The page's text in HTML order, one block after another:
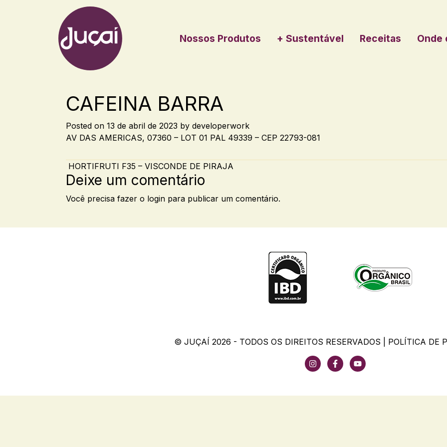
Main Navigation Nossos Produtos + Sustentável Receitas Onde
CAFEINA BARRA
Posted on 13 de abril de 2023 by developerwork
AV DAS AMERICAS, 07360 – LOT 01 PAL 49339 – CEP 22793-081
Post navigation
HORTIFRUTI F35 – VISCONDE DE PIRAJA
Deixe um comentário
Você precisa fazer o login para publicar um comentário.
© JUÇAÍ 2026 - TODOS OS DIREITOS RESERVADOS | POLÍTICA DE